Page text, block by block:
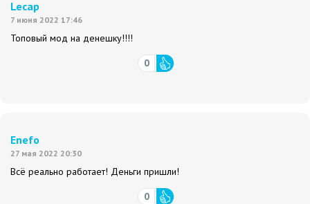
Lecap
7 июня 2022 17:46
Топовый мод на денешку!!!!
0
Enefo
27 мая 2022 20:30
Всё реально работает! Деньги пришли!
0